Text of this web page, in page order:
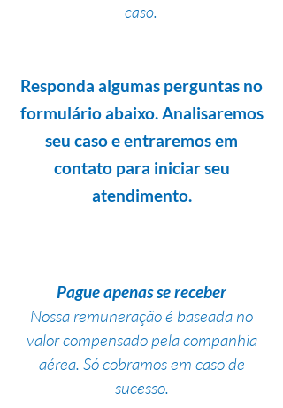
caso.
Responda algumas perguntas no
formulário abaixo. Analisaremos
seu caso e entraremos em
contato para iniciar seu
atendimento.
Pague apenas se receber
Nossa remuneração é baseada no
valor compensado pela companhia
aérea. Só cobramos em caso de
sucesso.